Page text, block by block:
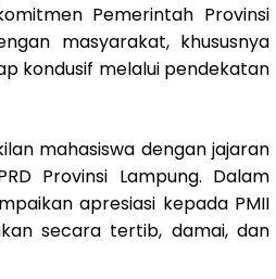
Pemerintah Provinsi
masyarakat, khususnya
kondusif melalui pendekatan
mahasiswa dengan jajaran
Provinsi Lampung. Dalam
apresiasi kepada PMII
secara tertib, damai, dan